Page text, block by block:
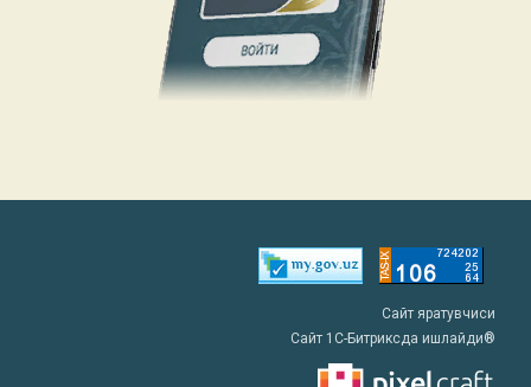
Сайт яратувчиси
Сайт 1C-Битриксда ишлайди®